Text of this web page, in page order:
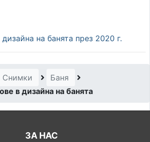
на банята през 2020 г.
Снимки
Баня
в дизайна на банята
ЗА НАС